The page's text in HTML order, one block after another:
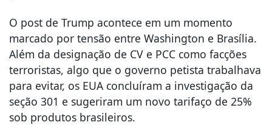
O post de Trump acontece em um momento
marcado por tensão entre Washington e Brasília.
Além da designação de CV e PCC como facções
terroristas, algo que o governo petista trabalhava
para evitar, os EUA concluíram a investigação da
seção 301 e sugeriram um novo tarifaço de 25%
sob produtos brasileiros.